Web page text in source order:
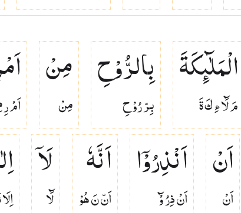
الْمَلٰٓىِٕكَةَ
مَ لَٓا ءِ كَ ةَ
بِالرُّوْحِ
بِرّ رُوْ حِ
مِنْ
مِنْ اَمْ
اَنْ
اَنْ
اَنْذِرُوْۤا
اَنْ ذِرُ وْٓ
اَنَّهٗ
اَنّ نَ هُوْ
لَاۤ
لَٓا